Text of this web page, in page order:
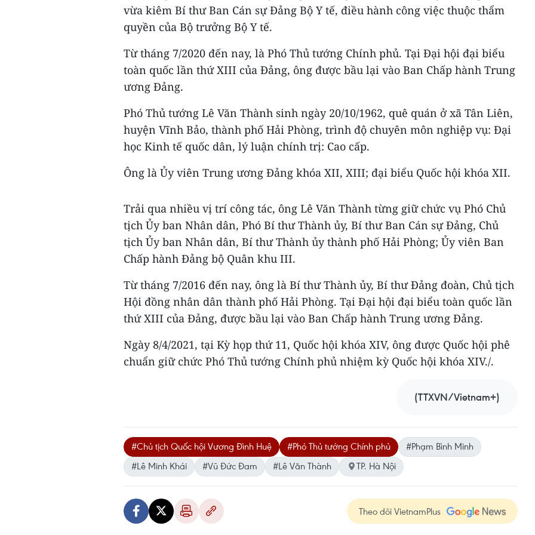
vừa kiêm Bí thư Ban Cán sự Đảng Bộ Y tế, điều hành công việc thuộc thẩm
quyền của Bộ trưởng Bộ Y tế.
Từ tháng 7/2020 đến nay, là Phó Thủ tướng Chính phủ. Tại Đại hội đại biểu
toàn quốc lần thứ XIII của Đảng, ông được bầu lại vào Ban Chấp hành Trung
ương Đảng.
Phó Thủ tướng Lê Văn Thành sinh ngày 20/10/1962, quê quán ở xã Tân Liên,
huyện Vĩnh Bảo, thành phố Hải Phòng, trình độ chuyên môn nghiệp vụ: Đại
học Kinh tế quốc dân, lý luận chính trị: Cao cấp.
Ông là Ủy viên Trung ương Đảng khóa XII, XIII; đại biểu Quốc hội khóa XII.
Trải qua nhiều vị trí công tác, ông Lê Văn Thành từng giữ chức vụ Phó Chủ
tịch Ủy ban Nhân dân, Phó Bí thư Thành ủy, Bí thư Ban Cán sự Đảng, Chủ
tịch Ủy ban Nhân dân, Bí thư Thành ủy thành phố Hải Phòng; Ủy viên Ban
Chấp hành Đảng bộ Quân khu III.
Từ tháng 7/2016 đến nay, ông là Bí thư Thành ủy, Bí thư Đảng đoàn, Chủ tịch
Hội đồng nhân dân thành phố Hải Phòng. Tại Đại hội đại biểu toàn quốc lần
thứ XIII của Đảng, được bầu lại vào Ban Chấp hành Trung ương Đảng.
Ngày 8/4/2021, tại Kỳ họp thứ 11, Quốc hội khóa XIV, ông được Quốc hội phê
chuẩn giữ chức Phó Thủ tướng Chính phủ nhiệm kỳ Quốc hội khóa XIV./.
(TTXVN/Vietnam+)
#Chủ tịch Quốc hội Vương Đình Huệ #Phó Thủ tướng Chính phủ
#Phạm Bình Minh
#Lê Minh Khái
#Vũ Đức Đam #Lê Văn Thành TP. Hà Nội
Theo dõi VietnamPlus